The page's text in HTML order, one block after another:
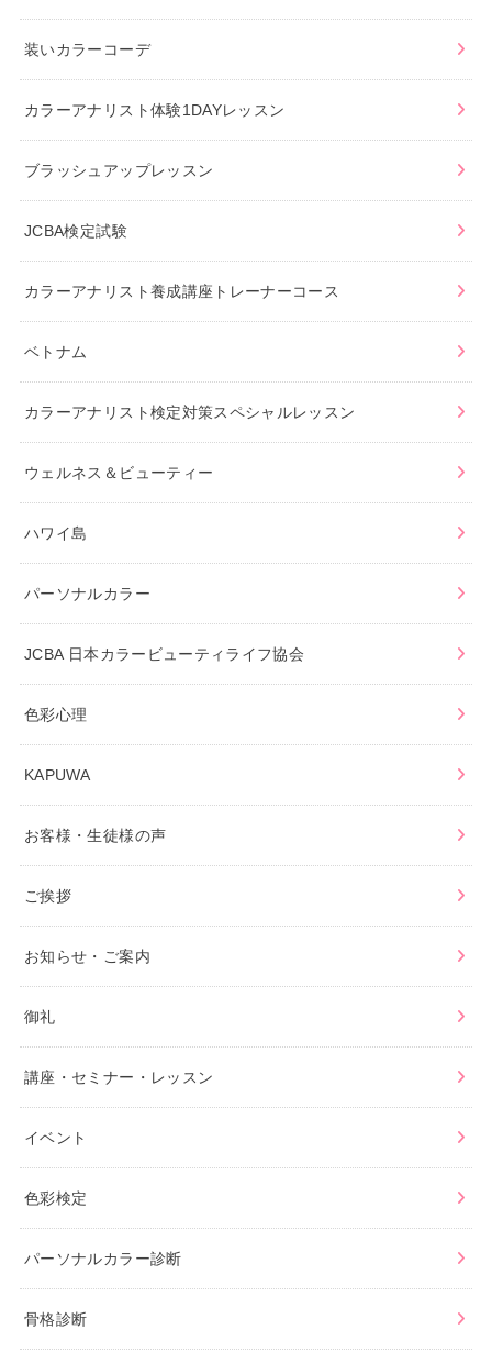
装いカラーコーデ
カラーアナリスト体験1DAYレッスン
ブラッシュアップレッスン
JCBA検定試験
カラーアナリスト養成講座トレーナーコース
ベトナム
カラーアナリスト検定対策スペシャルレッスン
ウェルネス＆ビューティー
ハワイ島
パーソナルカラー
JCBA 日本カラービューティライフ協会
色彩心理
KAPUWA
お客様・生徒様の声
ご挨拶
お知らせ・ご案内
御礼
講座・セミナー・レッスン
イベント
色彩検定
パーソナルカラー診断
骨格診断